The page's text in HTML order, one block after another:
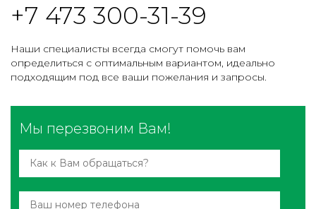
+7 473 300-31-39
Наши специалисты всегда смогут помочь вам
определиться с оптимальным вариантом, идеально
подходящим под все ваши пожелания и запросы.
Мы перезвоним Вам!